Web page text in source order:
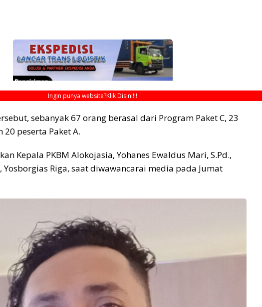
Ingin punya website?Klik Disini!!!
sebanyak 67 orang berasal dari Program Paket C, 23
20 peserta Paket A.
Kepala PKBM Alokojasia, Yohanes Ewaldus Mari, S.Pd.,
Riga, saat diwawancarai media pada Jumat